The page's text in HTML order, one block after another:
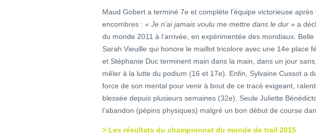
Maud Gobert a terminé 7e et complète l’équipe victorieuse
encombres : « Je n’ai jamais voulu me mettre dans le dur » a
du monde 2011 à l’arrivée, en expérimentée des mondiaux.
Sarah Vieuille qui honore le maillot tricolore avec une 14e place
et Stéphanie Duc terminent main dans la main, dans un jour
mêler à la lutte du podium (16 et 17e). Enfin, Sylvaine Cussot a
force de son mental pour venir à bout de ce tracé exigeant,
blessée depuis plusieurs semaines (32e). Seule Juliette
l’abandon (pépins physiques) malgré un bon début de course
> Les résultats du championnat du monde de trail 2015